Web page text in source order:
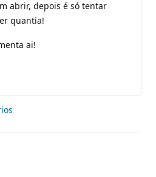
abrir, depois é só tentar
quantia!
ai!